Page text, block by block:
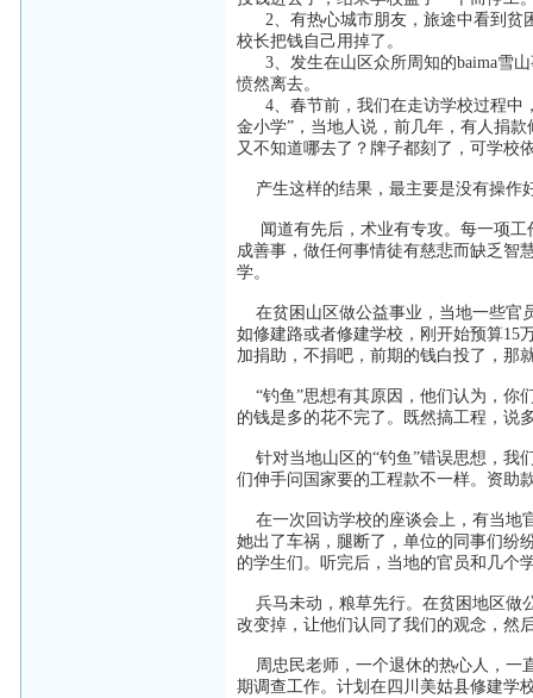
2、有热心城市朋友，旅途中看到贫
校长把钱自己用掉了。
3、发生在山区众所周知的baima雪山
愤然离去。
4、春节前，我们在走访学校过程中
金小学”，当地人说，前几年，有人捐
又不知道哪去了？牌子都刻了，可学校
产生这样的结果，最主要是没有操作
闻道有先后，术业有专攻。每一项工
成善事，做任何事情徒有慈悲而缺乏智
学。
在贫困山区做公益事业，当地一些官
如修建路或者修建学校，刚开始预算15
加捐助，不捐吧，前期的钱白投了，
“钓鱼”思想有其原因，他们认为，你
的钱是多的花不完了。既然搞工程，说
针对当地山区的“钓鱼”错误思想，我
们伸手问国家要的工程款不一样。资助
在一次回访学校的座谈会上，有当地
她出了车祸，腿断了，单位的同事们纷
的学生们。听完后，当地的官员和几个
兵马未动，粮草先行。在贫困地区做
改变掉，让他们认同了我们的观念，然
周忠民老师，一个退休的热心人，一
期调查工作。计划在四川美姑县修建学